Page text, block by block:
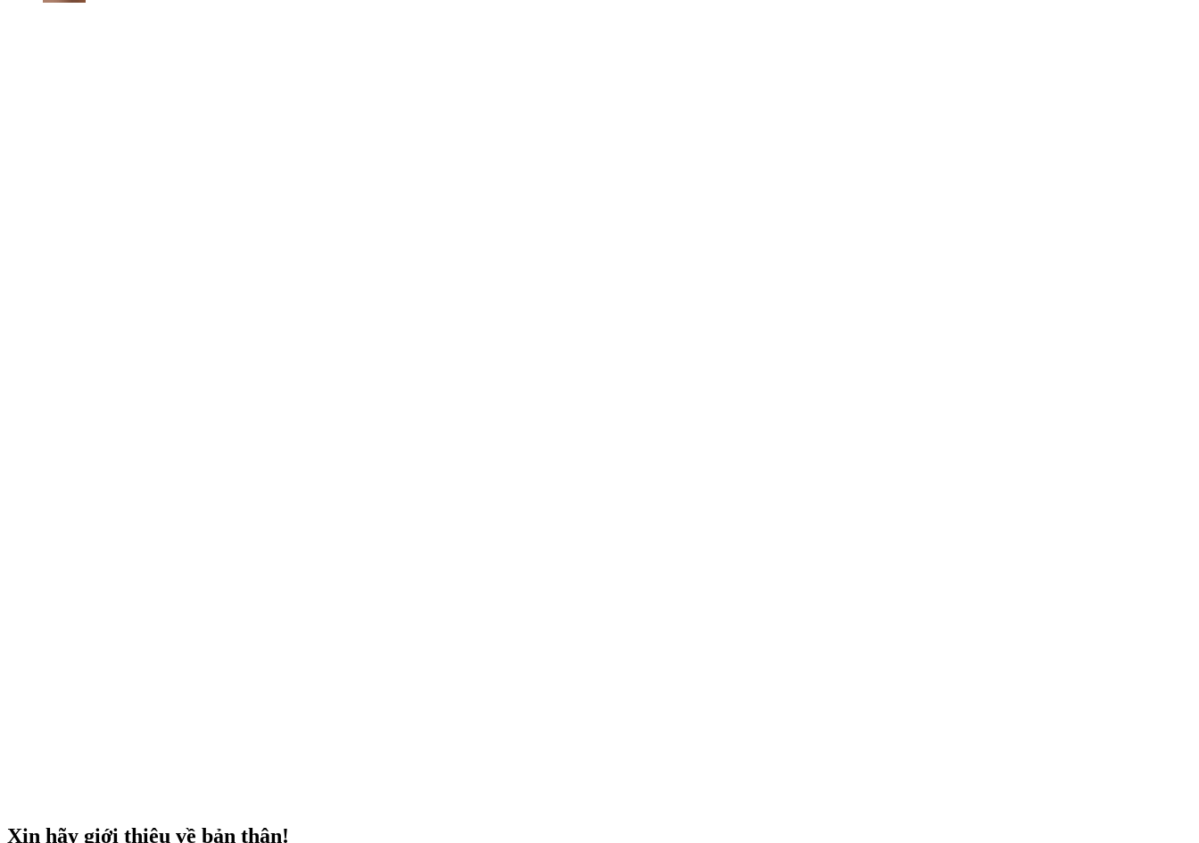
Xin hãy giới thiệu về bản thân!